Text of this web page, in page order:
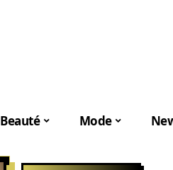
Beauté Mode